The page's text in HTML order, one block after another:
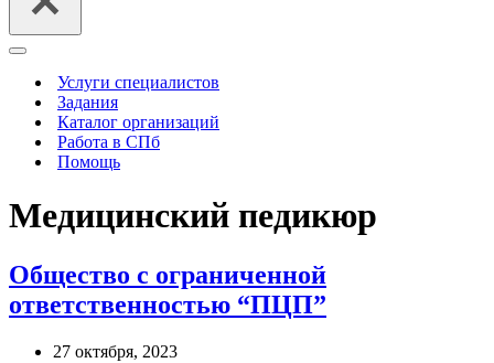
Меню
навигацииУслуги специалистов
Задания
Каталог организаций
Работа в СПб
Помощь
Медицинский педикюр
Общество с ограниченной
ответственностью “ПЦП”
27 октября, 2023